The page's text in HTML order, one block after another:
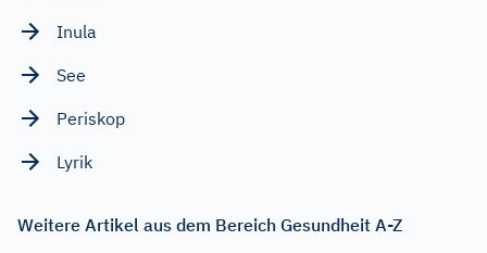
Inula
See
Periskop
Lyrik
Weitere Artikel aus dem Bereich Gesundheit A-Z